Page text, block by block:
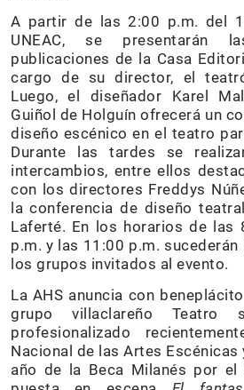
A partir de las 2:00 p.m. del
UNEAC, se presentarán
publicaciones de la Casa
cargo de su director, el
Luego, el diseñador Karel
Guiñol de Holguín ofrecerá un
diseño escénico en el teatro
Durante las tardes se
intercambios, entre ellos
con los directores Freddys
la conferencia de diseño
Laferté. En los horarios de las
p.m. y las 11:00 p.m.
los grupos invitados al evento.
La AHS anuncia con
grupo villaclareño Teatro
profesionalizado
Nacional de las Artes
año de la Beca Milanés por